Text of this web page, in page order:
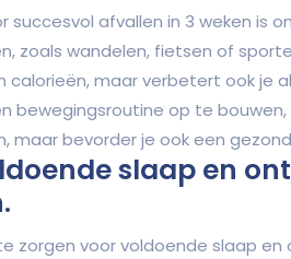
succesvol afvallen in 3 weken is
zoals wandelen, fietsen of
calorieën, maar verbetert ook je
bewegingsroutine op te
maar bevorder je ook een
slaap en
zorgen voor voldoende slaap en